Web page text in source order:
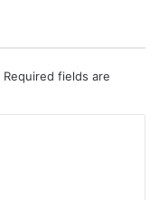
Required fields are